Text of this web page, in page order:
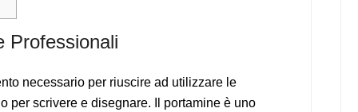
Professionali
necessario per riuscire ad utilizzare le
per scrivere e disegnare. Il portamine è uno